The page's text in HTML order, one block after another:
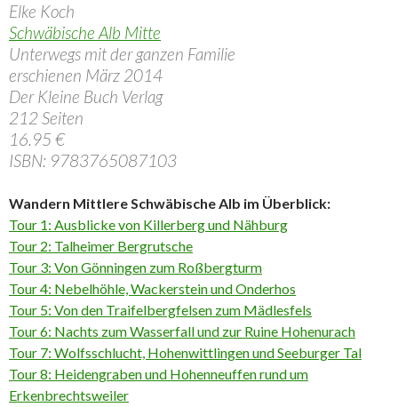
Elke Koch
Schwäbische Alb Mitte
Unterwegs mit der ganzen Familie
erschienen März 2014
Der Kleine Buch Verlag
212 Seiten
16.95 €
ISBN: 9783765087103
Wandern Mittlere Schwäbische Alb im Überblick:
Tour 1: Ausblicke von Killerberg und Nähburg
Tour 2: Talheimer Bergrutsche
Tour 3: Von Gönningen zum Roßbergturm
Tour 4: Nebelhöhle, Wackerstein und Onderhos
Tour 5: Von den Traifelbergfelsen zum Mädlesfels
Tour 6: Nachts zum Wasserfall und zur Ruine Hohenurach
Tour 7: Wolfsschlucht, Hohenwittlingen und Seeburger Tal
Tour 8: Heidengraben und Hohenneuffen rund um
Erkenbrechtsweiler